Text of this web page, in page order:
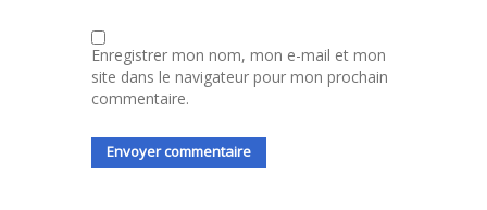
Enregistrer mon nom, mon e-mail et mon
site dans le navigateur pour mon prochain
commentaire.